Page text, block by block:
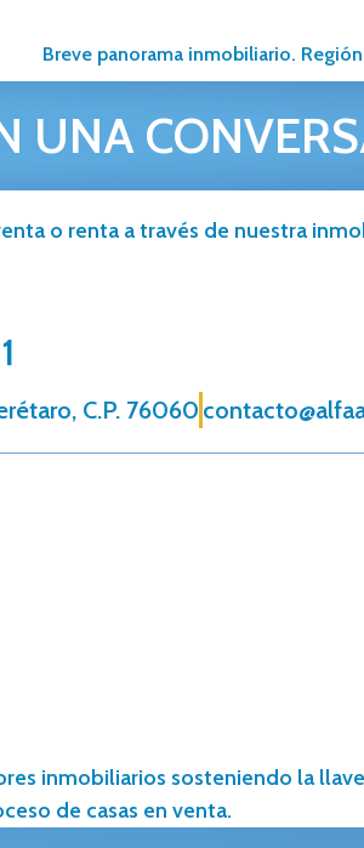
Breve panorama inmobiliario.
UNA
o renta a través de nuestra
C.P. 76060